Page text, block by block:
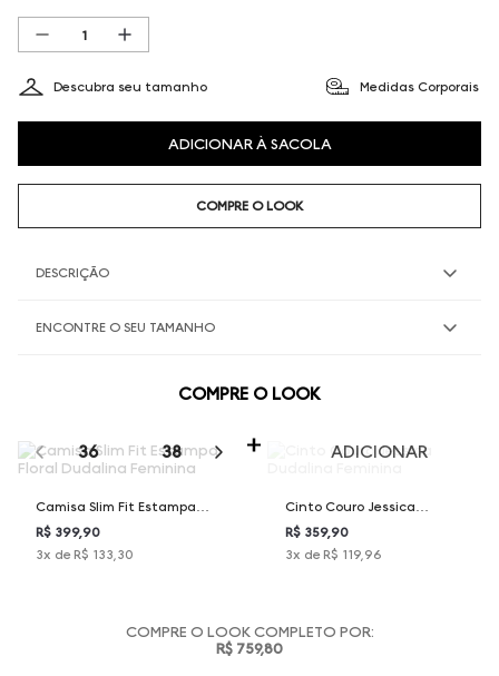
Descubra seu tamanho Medidas Corporais
ADICIONAR À SACOLA
COMPRE O LOOK
DESCRIÇÃO
ENCONTRE O SEU TAMANHO
COMPRE O LOOK
36 38 40 42 44
Camisa Slim Fit Estampa
Floral Dudalina Feminina
R$ 399,90
3x de R$ 133,30
ADICIONAR
Cinto Couro Jessica
Dudalina Feminina
R$ 359,90
3x de R$ 119,96
COMPRE O LOOK COMPLETO POR:
R$ 759,80